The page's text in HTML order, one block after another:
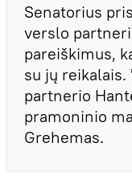
Senatorius
verslo
pareiškimus,
su jų
partnerio
pramoninio
Grehemas.